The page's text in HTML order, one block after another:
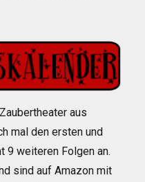
aus
mal den ersten und
9 weiteren Folgen an.
sind auf Amazon mit